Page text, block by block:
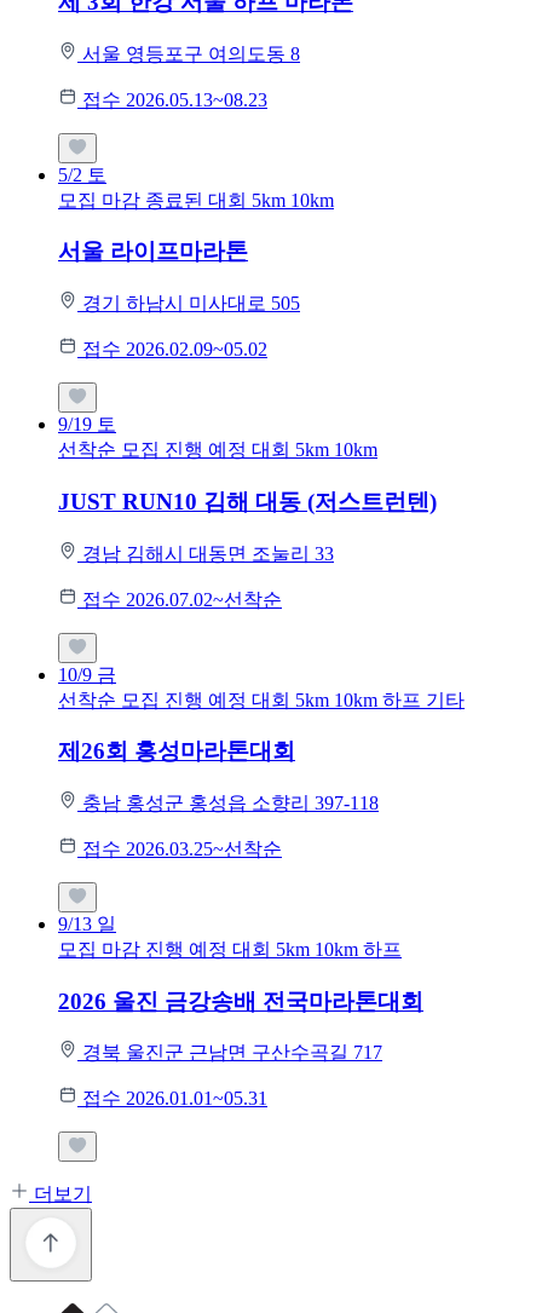
서울 영등포구 여의도동 8
접수 2026.05.13~08.23
5/2 토
모집 마감 종료된 대회 5km 10km
서울 라이프마라톤
경기 하남시 미사대로 505
접수 2026.02.09~05.02
9/19 토
선착순 모집 진행 예정 대회 5km 10km
JUST RUN10 김해 대동 (저스트런텐)
경남 김해시 대동면 조눌리 33
접수 2026.07.02~선착순
10/9 금
선착순 모집 진행 예정 대회 5km 10km 하프 기타
제26회 홍성마라톤대회
충남 홍성군 홍성읍 소향리 397-118
접수 2026.03.25~선착순
9/13 일
모집 마감 진행 예정 대회 5km 10km 하프
2026 울진 금강송배 전국마라톤대회
경북 울진군 근남면 구산수곡길 717
접수 2026.01.01~05.31
더보기